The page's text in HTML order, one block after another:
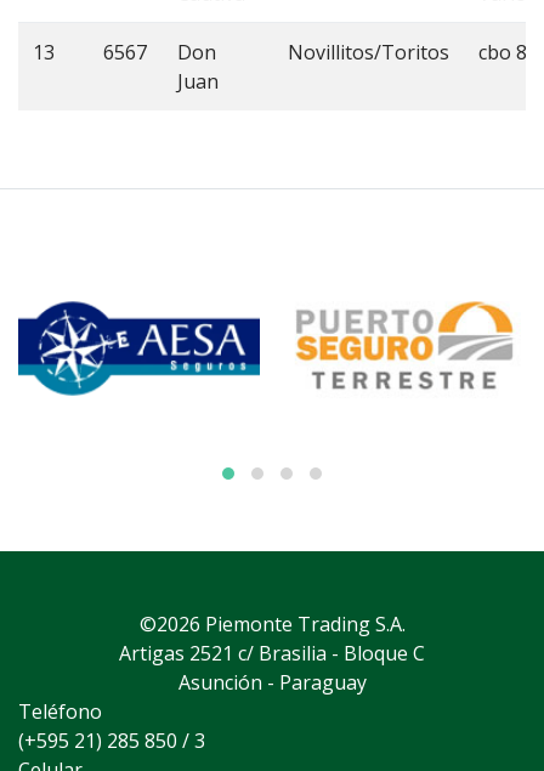
13 6567
Don
Juan
Novillitos/Toritos cbo 8
©2026 Piemonte Trading S.A.
Artigas 2521 c/ Brasilia - Bloque C
Asunción - Paraguay
Teléfono
(+595 21) 285 850 / 3